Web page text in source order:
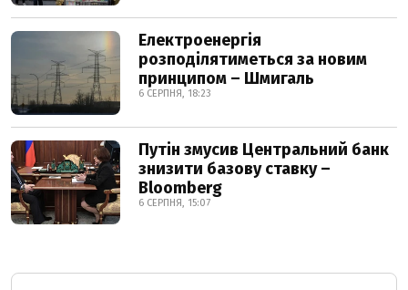
Електроенергія
розподілятиметься за новим
принципом – Шмигаль
6 СЕРПНЯ, 18:23
Путін змусив Центральний банк
знизити базову ставку –
Bloomberg
6 СЕРПНЯ, 15:07